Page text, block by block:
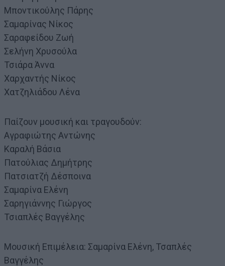
Μποντικούλης Πάρης
Σαμαρίνας Νίκος
Σαραφείδου Ζωή
Σελήνη Χρυσούλα
Τσιάρα Άννα
Χαρχαντής Νίκος
Χατζηλιάδου Λένα
Παίζουν μουσική και τραγουδούν:
Αγραφιώτης Αντώνης
Καραλή Βάσια
Πατούλιας Δημήτρης
Πατσιατζή Δέσποινα
Σαμαρίνα Ελένη
Σαρηγιάννης Γιώργος
Τσιαπλές Βαγγέλης
Μουσική Επιμέλεια: Σαμαρίνα Ελένη, Τσαπλές
Βαγγέλης